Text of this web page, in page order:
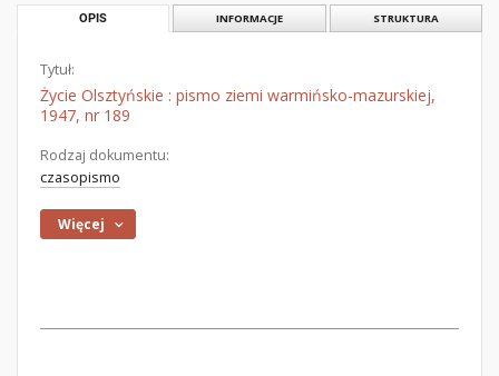
OPIS INFORMACJE STRUKTURA
Tytuł:
Życie Olsztyńskie : pismo ziemi warmińsko-mazurskiej,
1947, nr 189
Rodzaj dokumentu:
czasopismo
Więcej